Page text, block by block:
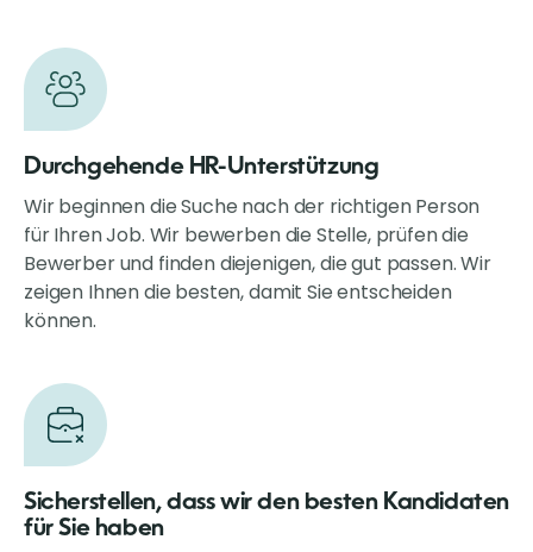
Durchgehende HR-Unterstützung
Wir beginnen die Suche nach der richtigen Person
für Ihren Job. Wir bewerben die Stelle, prüfen die
Bewerber und finden diejenigen, die gut passen. Wir
zeigen Ihnen die besten, damit Sie entscheiden
können.
Sicherstellen, dass wir den besten Kandidaten
für Sie haben